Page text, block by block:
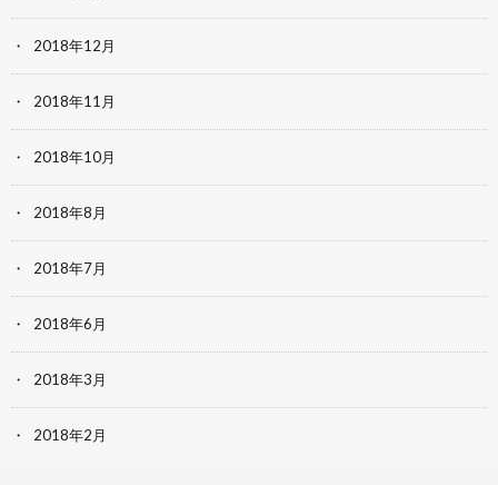
2018年12月
2018年11月
2018年10月
2018年8月
2018年7月
2018年6月
2018年3月
2018年2月